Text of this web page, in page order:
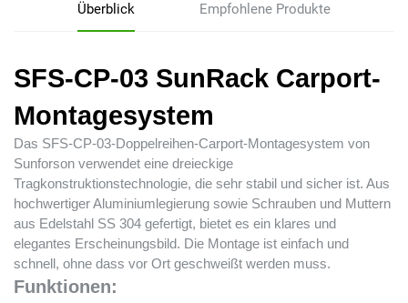
Überblick Empfohlene Produkte
SFS-CP-03 SunRack Carport-
Montagesystem
Das SFS-CP-03-Doppelreihen-Carport-Montagesystem von
Sunforson verwendet eine dreieckige
Tragkonstruktionstechnologie, die sehr stabil und sicher ist. Aus
hochwertiger Aluminiumlegierung sowie Schrauben und Muttern
aus Edelstahl SS 304 gefertigt, bietet es ein klares und
elegantes Erscheinungsbild. Die Montage ist einfach und
schnell, ohne dass vor Ort geschweißt werden muss.
Funktionen: